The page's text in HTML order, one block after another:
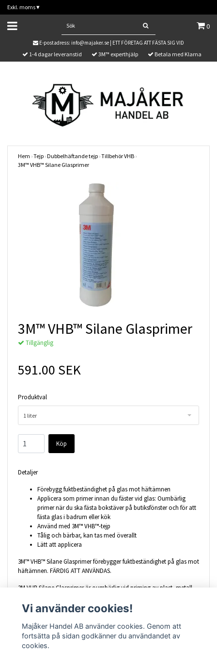
Exkl. moms▾
0
E-postadress: info@majaker.se | ETT FÖRETAG ATT FÄSTA SIG VID
1-4 dagar leveranstid 3M™ experthjälp Betala med Klarna
Hem ›Tejp ›Dubbelhäftande tejp ›Tillbehör VHB ›
3M™ VHB™ Silane Glasprimer
3M™ VHB™ Silane Glasprimer
Tillgänglig
591.00 SEK
Produktval
1 liter
Köp
Detaljer
Förebygg fuktbeständighet på glas mot häftämnen
Applicera som primer innan du fäster vid glas: Oumbärlig
primer när du ska fästa bokstäver på butiksfönster och för att
fästa glas i badrum eller kök
Använd med 3M™ VHB™-tejp
Tålig och bärbar, kan tas med överallt
Lätt att applicera
3M™ VHB™ Silane Glasprimer förebygger fuktbeständighet på glas mot
häftämnen. FÄRDIG ATT ANVÄNDAS.
3M VHB Silane Glasprimer är oumbärlig vid priming av plast, metall
fuktbeständighet på glas mot häftämnen med 3M™ VHB™ Silane
Glasprimer. Det är en oumbärlig primer när du ska fästa bokstäver på
butiksfönster och för att fästa saker på glas i badrum eller kök.
Rekommenderas vid användning av 3M™ VHB™ Tejp.
Vi använder cookies!
Majåker Handel AB använder cookies. Genom att
fortsätta på sidan godkänner du användandet av
cookies.